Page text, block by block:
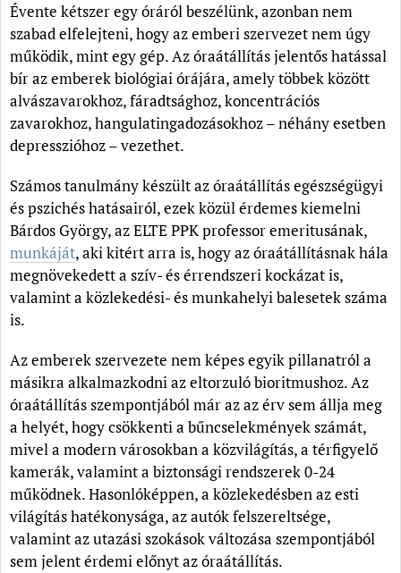
Évente kétszer egy óráról beszélünk, azonban nem
szabad elfelejteni, hogy az emberi szervezet nem úgy
működik, mint egy gép. Az óraátállítás jelentős hatással
bír az emberek biológiai órájára, amely többek között
alvászavarokhoz, fáradtsághoz, koncentrációs
zavarokhoz, hangulatingadozásokhoz – néhány esetben
depresszióhoz – vezethet.
Számos tanulmány készült az óraátállítás egészségügyi
és pszichés hatásairól, ezek közül érdemes kiemelni
Bárdos György, az ELTE PPK professor emeritusának,
munkáját, aki kitért arra is, hogy az óraátállításnak hála
megnövekedett a szív- és érrendszeri kockázat is,
valamint a közlekedési- és munkahelyi balesetek száma
is.
Az emberek szervezete nem képes egyik pillanatról a
másikra alkalmazkodni az eltorzuló bioritmushoz. Az
óraátállítás szempontjából már az az érv sem állja meg
a helyét, hogy csökkenti a bűncselekmények számát,
mivel a modern városokban a közvilágítás, a térfigyelő
kamerák, valamint a biztonsági rendszerek 0-24
működnek. Hasonlóképpen, a közlekedésben az esti
világítás hatékonysága, az autók felszereltsége,
valamint az utazási szokások változása szempontjából
sem jelent érdemi előnyt az óraátállítás.